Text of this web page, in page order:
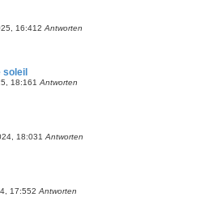
16:412 Antworten
18:161 Antworten
18:031 Antworten
17:552 Antworten